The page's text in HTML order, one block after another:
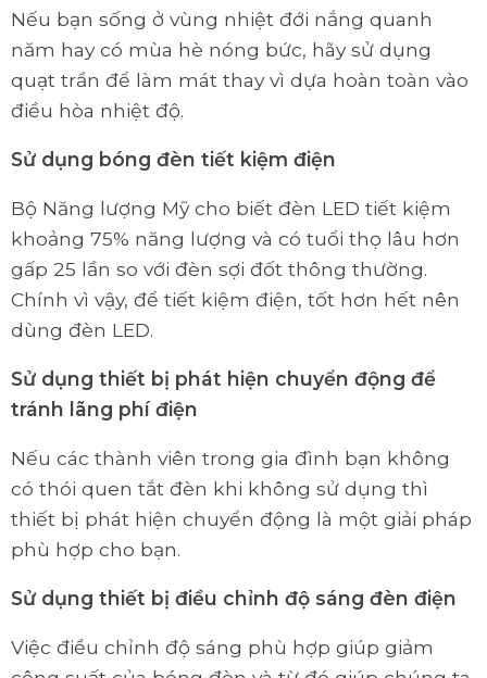
Nếu bạn sống ở vùng nhiệt đới nắng quanh
năm hay có mùa hè nóng bức, hãy sử dụng
quạt trần để làm mát thay vì dựa hoàn toàn vào
điều hòa nhiệt độ.
Sử dụng bóng đèn tiết kiệm điện
Bộ Năng lượng Mỹ cho biết đèn LED tiết kiệm
khoảng 75% năng lượng và có tuổi thọ lâu hơn
gấp 25 lần so với đèn sợi đốt thông thường.
Chính vì vậy, để tiết kiệm điện, tốt hơn hết nên
dùng đèn LED.
Sử dụng thiết bị phát hiện chuyển động để
tránh lãng phí điện
Nếu các thành viên trong gia đình bạn không
có thói quen tắt đèn khi không sử dụng thì
thiết bị phát hiện chuyển động là một giải pháp
phù hợp cho bạn.
Sử dụng thiết bị điều chỉnh độ sáng đèn điện
Việc điều chỉnh độ sáng phù hợp giúp giảm